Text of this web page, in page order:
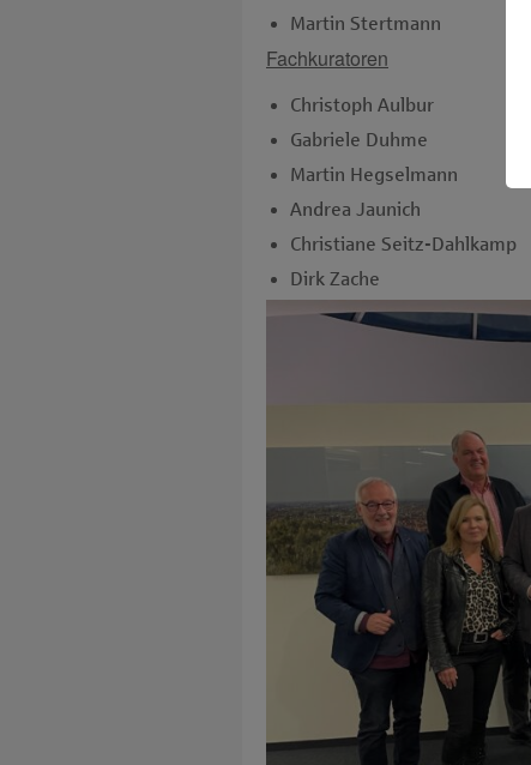
Martin Stertmann
Fachkuratoren
Christoph Aulbur
Gabriele Duhme
Martin Hegselmann
Andrea Jaunich
Christiane Seitz-Dahlkamp
Dirk Zache